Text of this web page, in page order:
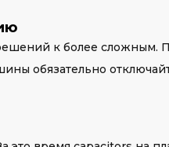
к более сложным.
обязательно